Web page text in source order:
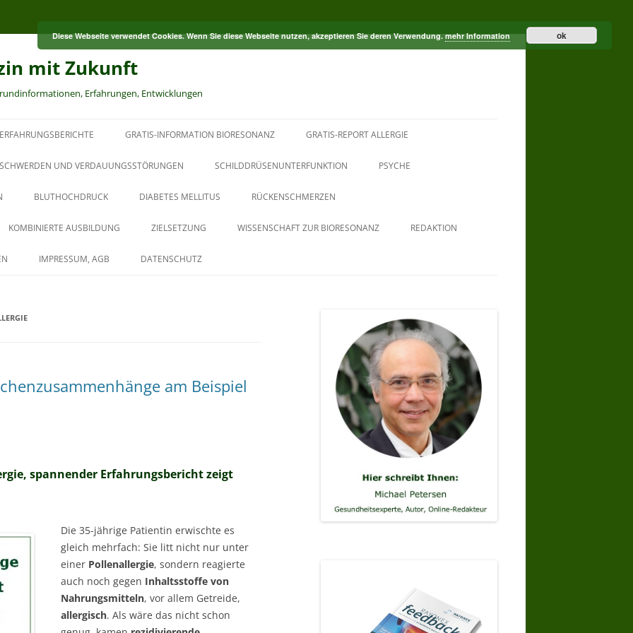
mit Zukunft
Erfahrungen, Entwicklungen
ERFAHRUNGSBERICHTE GRATIS-INFORMATION BIORESONANZ GRATIS-REPORT ALLERGIE
UND VERDAUUNGSSTÖRUNGEN SCHILDDRÜSENUNTERFUNKTION PSYCHE
BLUTHOCHDRUCK DIABETES MELLITUS RÜCKENSCHMERZEN
KOMBINIERTE AUSBILDUNG
AUS DER PAUL-SCHMIDT-
MESSTECHNIKER
ZIELSETZUNG WISSENSCHAFT ZUR BIORESONANZ REDAKTION
IMPRESSUM, AGB DATENSCHUTZ
am Beispiel
spannender Erfahrungsbericht zeigt
Die 35-jährige Patientin erwischte es
gleich mehrfach: Sie litt nicht nur unter
einer Pollenallergie, sondern reagierte
auch noch gegen Inhaltsstoffe von
Nahrungsmitteln, vor allem Getreide,
allergisch. Als wäre das nicht schon
Diese Webseite verwendet Cookies. Wenn Sie diese Webseite nutzen, akzeptieren Sie deren Verwendung.mehr Information ok